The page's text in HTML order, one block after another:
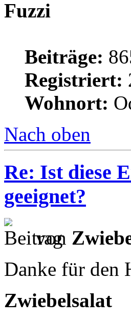
Fuzzi
Beiträge:
Registriert:
Wohnort:
Nach oben
Re: Ist diese
geeignet?
von
Danke für den
Zwiebelsalat